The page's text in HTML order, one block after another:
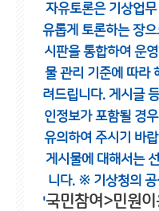
자유토론은 기상업
유롭게 토론하는 장으
시판을 통합하여 운
물 관리 기준에 따라
려드립니다. 게시글
인정보가 포함될 경
유의하여 주시기 바
게시물에 대해서는
니다. ※ 기상청의 공
'국민참여>민원이